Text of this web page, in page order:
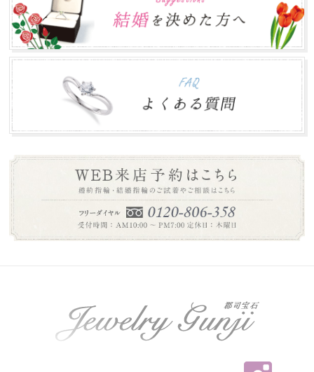
2017.04.30
ゴールデンウィークの営業に関しましては、通常通り営業
致します。 皆さまのご来店をお待ちしております...
年末年始のお知らせ
2016.12.27
本年は大変お世話になりありがとうございました。 誠に勝
手ながら下記の期間を年末年始休業とさせて頂き...